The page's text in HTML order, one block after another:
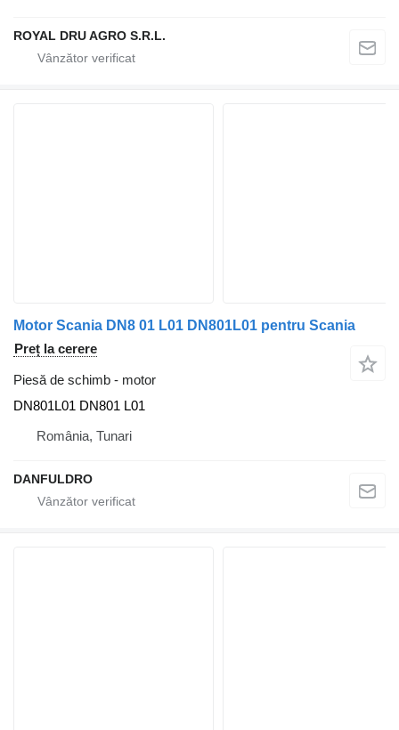
ROYAL DRU AGRO S.R.L.
Motor Scania DN8 01 L01 DN801L01 pentru Scania
Preț la cerere
Piesă de schimb - motor
DN801L01 DN801 L01
România, Tunari
DANFULDRO